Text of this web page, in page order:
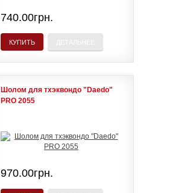
740.00грн.
КУПИТЬ
Шолом для тхэквондо "Daedo"
PRO 2055
970.00грн.